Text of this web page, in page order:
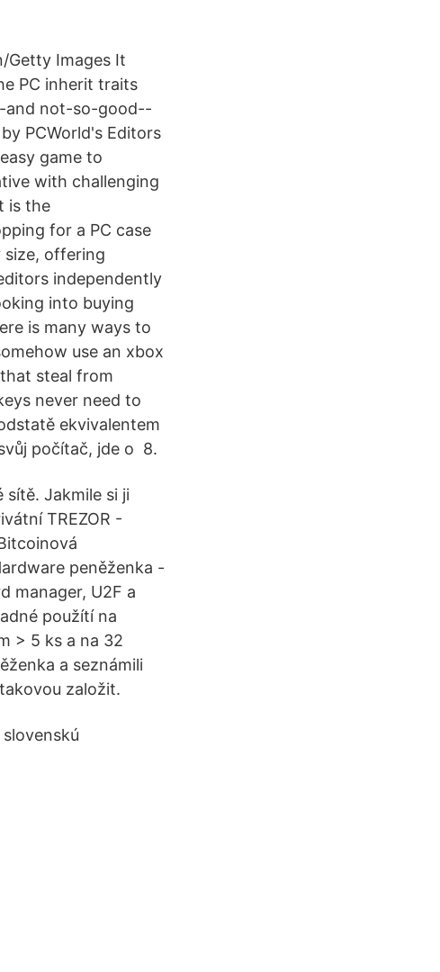
Getty Images It
PC inherit traits
and not-so-good--
PCWorld's Editors
game to
with challenging
is the
for a PC case
size, offering
independently
into buying
is many ways to
use an xbox
steal from
never need to
ekvivalentem
počítač, jde o 8.
Jakmile si ji
TREZOR -
peněženka -
manager, U2F a
použítí na
> 5 ks a na 32
a seznámili
založit.